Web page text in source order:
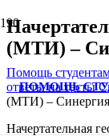
ПОМОЩЬ
(МТИ) –
Помощь
ответы на тесты
(МТИ) – Синергия
Начертательная